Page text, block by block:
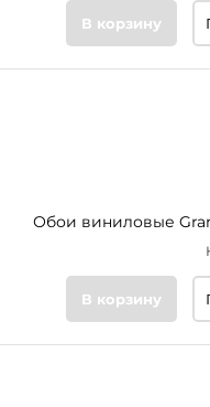
В корзину
Обои виниловые
В корзину